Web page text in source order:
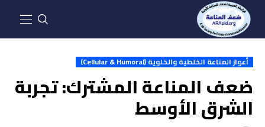
أعواز المناعة الخلطية والخلوية (Cellular & Humoral)
ضعف المناعة المشترك: تجربة
الشرق الأوسط